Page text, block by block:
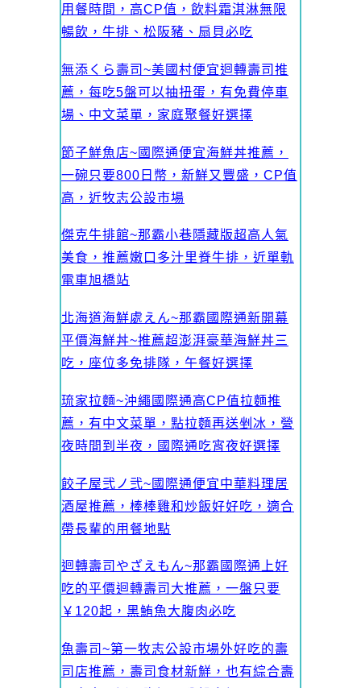
用餐時間，高CP值，飲料霜淇淋無限
暢飲，牛排、松阪豬、扇貝必吃
無添くら壽司~美國村便宜迴轉壽司推
薦，每吃5盤可以抽扭蛋，有免費停車
場、中文菜單，家庭聚餐好選擇
節子鮮魚店~國際通便宜海鮮丼推薦，
一碗只要800日幣，新鮮又豐盛，CP值
高，近牧志公設市場
傑克牛排館~那霸小巷隱藏版超高人氣
美食，推薦嫩口多汁里脊牛排，近單軌
電車旭橋站
北海道海鮮處えん~那霸國際通新開幕
平價海鮮丼~推薦超澎湃豪華海鮮丼三
吃，座位多免排隊，午餐好選擇
琉家拉麵~沖繩國際通高CP值拉麵推
薦，有中文菜單，點拉麵再送剉冰，營
夜時間到半夜，國際通吃宵夜好選擇
餃子屋弐ノ弐~國際通便宜中華料理居
酒屋推薦，棒棒雞和炒飯好好吃，適合
帶長輩的用餐地點
迴轉壽司やざえもん~那霸國際通上好
吃的平價迴轉壽司大推薦，一盤只要
￥120起，黑鮪魚大腹肉必吃
魚壽司~第一牧志公設市場外好吃的壽
司店推薦，壽司食材新鮮，也有綜合壽